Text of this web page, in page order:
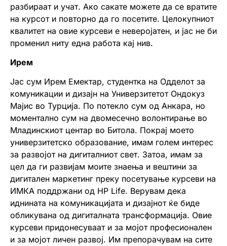
разбираат и учат. Ако сакате можете да се вратите
на курсот и повторно да го посетите. Целокупниот
квалитет на овие курсеви е неверојатен, и јас не би
променил ниту една работа кај нив.
Ирем
Јас сум Ирем Емектар, студентка на Одделот за
комуникации и дизајн на Универзитетот Ондокуз
Мајис во Турција. По потекло сум од Анкара, но
моментално сум на двомесечно волонтирање во
Младинскиот центар во Битола. Покрај моето
универзитетско образование, имам голем интерес
за развојот на дигиталниот свет. Затоа, имам за
цел да ги развијам моите знаења и вештини за
дигитален маркетинг преку посетување курсеви на
ИМКА поддржани од HP Life. Верувам дека
иднината на комуникацијата и дизајнот ќе биде
обликувана од дигиталната трансформација. Овие
курсеви придонесуваат и за мојот професионален
и за мојот личен развој. Им препорачувам на сите